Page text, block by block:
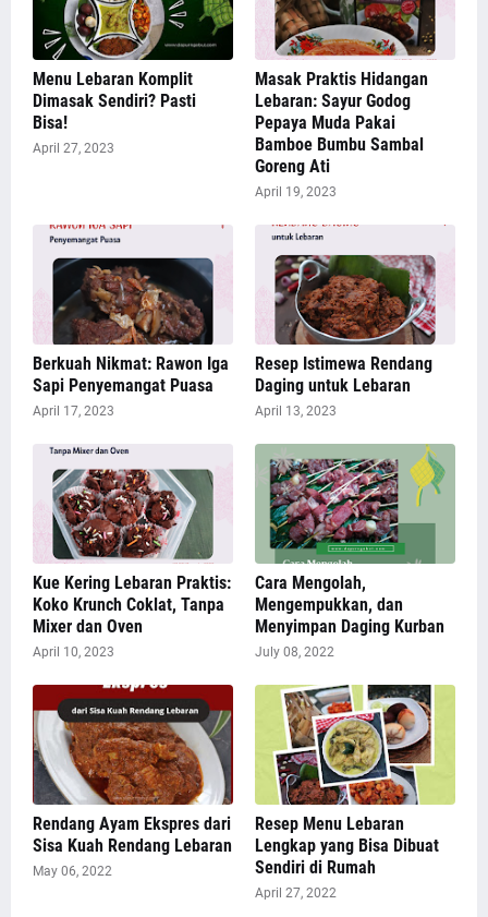
Menu Lebaran Komplit
Dimasak Sendiri? Pasti
Bisa!
April 27, 2023
Masak Praktis Hidangan
Lebaran: Sayur Godog
Pepaya Muda Pakai
Bamboe Bumbu Sambal
Goreng Ati
April 19, 2023
Berkuah Nikmat: Rawon Iga
Sapi Penyemangat Puasa
April 17, 2023
Resep Istimewa Rendang
Daging untuk Lebaran
April 13, 2023
Kue Kering Lebaran Praktis:
Koko Krunch Coklat, Tanpa
Mixer dan Oven
April 10, 2023
Cara Mengolah,
Mengempukkan, dan
Menyimpan Daging Kurban
July 08, 2022
Rendang Ayam Ekspres dari
Sisa Kuah Rendang Lebaran
May 06, 2022
Resep Menu Lebaran
Lengkap yang Bisa Dibuat
Sendiri di Rumah
April 27, 2022